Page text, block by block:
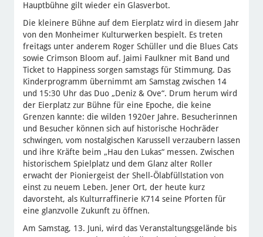
Hauptbühne gilt wieder ein Glasverbot.
Die kleinere Bühne auf dem Eierplatz wird in diesem Jahr
von den Monheimer Kulturwerken bespielt. Es treten
freitags unter anderem Roger Schüller und die Blues Cats
sowie Crimson Bloom auf. Jaimi Faulkner mit Band und
Ticket to Happiness sorgen samstags für Stimmung. Das
Kinderprogramm übernimmt am Samstag zwischen 14
und 15:30 Uhr das Duo „Deniz & Ove“. Drum herum wird
der Eierplatz zur Bühne für eine Epoche, die keine
Grenzen kannte: die wilden 1920er Jahre. Besucherinnen
und Besucher können sich auf historische Hochräder
schwingen, vom nostalgischen Karussell verzaubern lassen
und ihre Kräfte beim „Hau den Lukas“ messen. Zwischen
historischem Spielplatz und dem Glanz alter Roller
erwacht der Pioniergeist der Shell-Ölabfüllstation von
einst zu neuem Leben. Jener Ort, der heute kurz
davorsteht, als Kulturraffinerie K714 seine Pforten für
eine glanzvolle Zukunft zu öffnen.
Am Samstag, 13. Juni, wird das Veranstaltungsgelände bis